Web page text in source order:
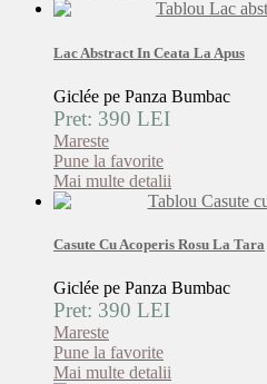
Lac Abstract In Ceata La Apus
Giclée pe Panza Bumbac
Pret: 390 LEI
Mareste
Pune la favorite
Mai multe detalii
Casute Cu Acoperis Rosu La Tara
Giclée pe Panza Bumbac
Pret: 390 LEI
Mareste
Pune la favorite
Mai multe detalii